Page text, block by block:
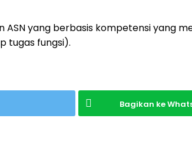
yang berbasis kompetensi yang
tugas fungsi).
Bagikan ke